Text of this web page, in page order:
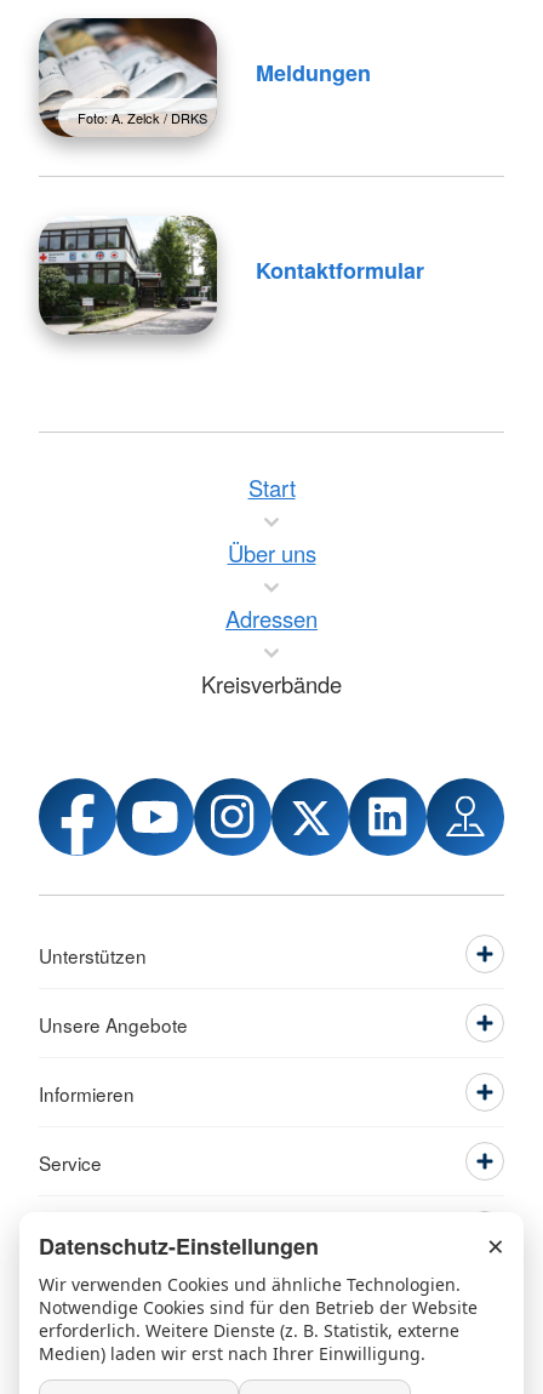
Foto: A. Zelck / DRKS
Meldungen
Kontaktformular
Start
Über uns
Adressen
Kreisverbände
Unterstützen
Unsere Angebote
Informieren
Service
Datenschutz-Einstellungen ×
Wir verwenden Cookies und ähnliche Technologien.
Notwendige Cookies sind für den Betrieb der Website
erforderlich. Weitere Dienste (z. B. Statistik, externe
Medien) laden wir erst nach Ihrer Einwilligung.